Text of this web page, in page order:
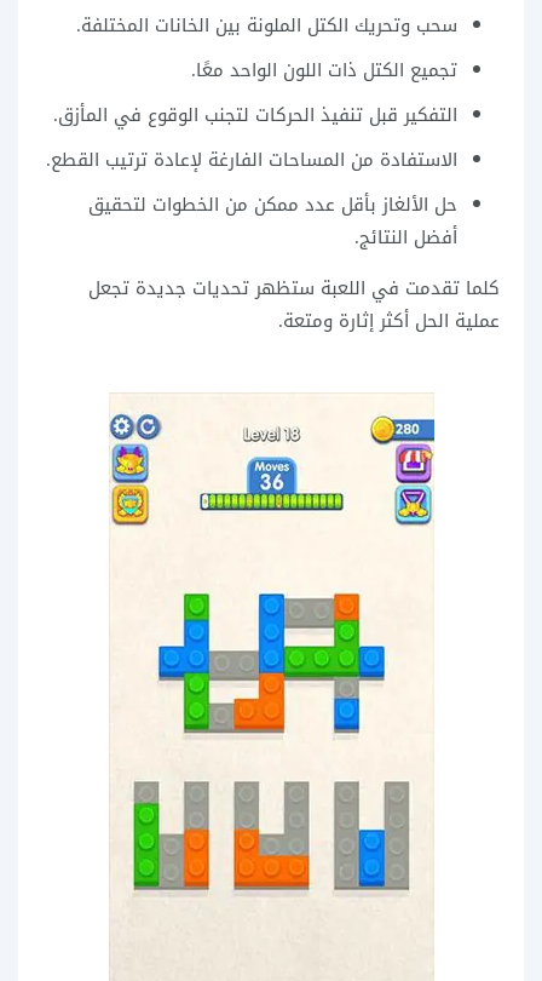
سحب وتحريك الكتل الملونة بين الخانات المختلفة.
تجميع الكتل ذات اللون الواحد معًا.
التفكير قبل تنفيذ الحركات لتجنب الوقوع في المأزق.
الاستفادة من المساحات الفارغة لإعادة ترتيب القطع.
حل الألغاز بأقل عدد ممكن من الخطوات لتحقيق
أفضل النتائج.
كلما تقدمت في اللعبة ستظهر تحديات جديدة تجعل
عملية الحل أكثر إثارة ومتعة.